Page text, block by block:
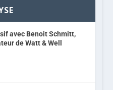
avec Benoit Schmitt,
de Watt & Well